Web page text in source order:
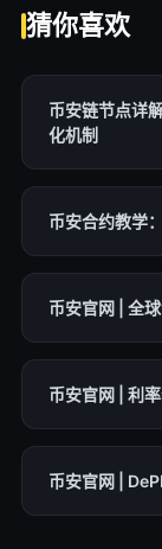
猜你喜欢
币安链节点详
化机制
币安合约教学
币安官网 | 全
币安官网 | 利
币安官网 |